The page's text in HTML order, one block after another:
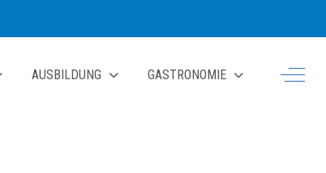
AUSBILDUNG GASTRONOMIE Off-